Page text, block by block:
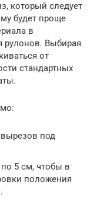
который следует
будет проще
в
рулонов. Выбирая
от
стандартных
вырезов под
5 см, чтобы в
положения